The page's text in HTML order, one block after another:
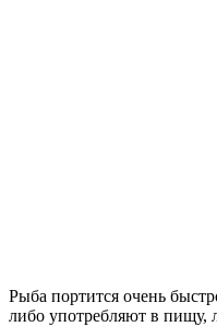
Рыба портится очень
либо употребляют в пищу,